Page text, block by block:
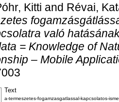
Kitti and Révai,
való
= Knowledge of
– Mobile
Text
a-termeszetes-fogamzasgatlassal-kapcsolatos-